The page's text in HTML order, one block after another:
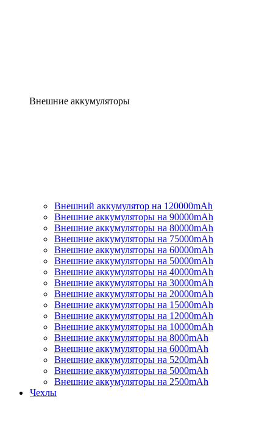
Внешние аккумуляторы
Внешний аккумулятор на 120000mAh
Внешние аккумуляторы на 90000mAh
Внешние аккумуляторы на 80000mAh
Внешние аккумуляторы на 75000mAh
Внешние аккумуляторы на 60000mAh
Внешние аккумуляторы на 50000mAh
Внешние аккумуляторы на 40000mAh
Внешние аккумуляторы на 30000mAh
Внешние аккумуляторы на 20000mAh
Внешние аккумуляторы на 15000mAh
Внешние аккумуляторы на 12000mAh
Внешние аккумуляторы на 10000mAh
Внешние аккумуляторы на 8000mAh
Внешние аккумуляторы на 6000mAh
Внешние аккумуляторы на 5200mAh
Внешние аккумуляторы на 5000mAh
Внешние аккумуляторы на 2500mAh
Чехлы